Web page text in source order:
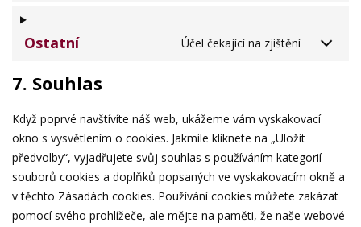
Ostatní Účel čekající na zjištění
7. Souhlas
Když poprvé navštívíte náš web, ukážeme vám vyskakovací
okno s vysvětlením o cookies. Jakmile kliknete na „Uložit
předvolby“, vyjadřujete svůj souhlas s používáním kategorií
souborů cookies a doplňků popsaných ve vyskakovacím okně a
v těchto Zásadách cookies. Používání cookies můžete zakázat
pomocí svého prohlížeče, ale mějte na paměti, že naše webové